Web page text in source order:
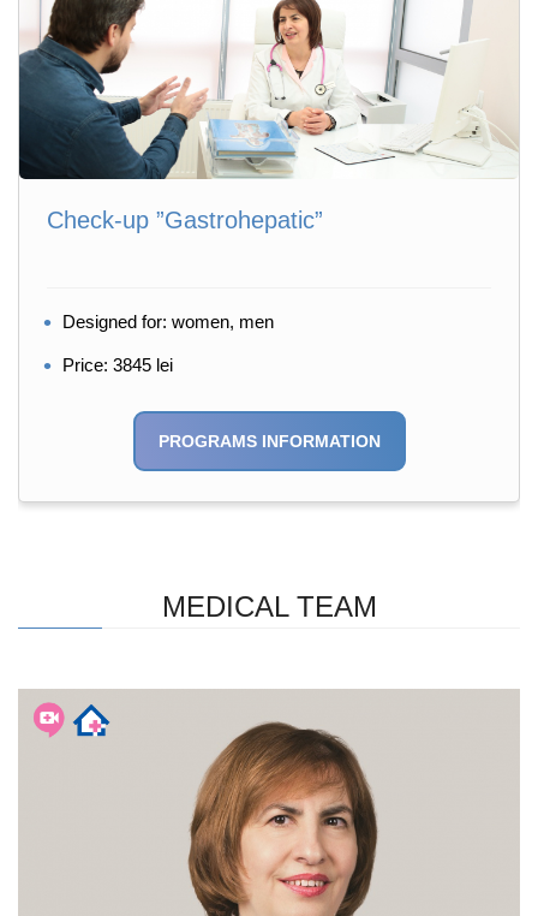
Check-up ”Gastrohepatic”
Designed for: women, men
Price: 3845 lei
PROGRAMS INFORMATION
MEDICAL TEAM